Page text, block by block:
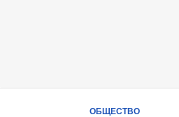
ОБЩЕСТВО